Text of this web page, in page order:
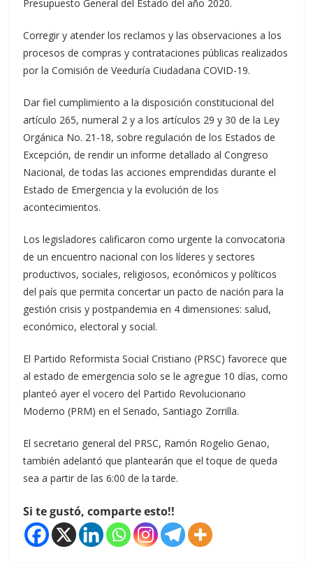
Presupuesto General del Estado del año 2020.
Corregir y atender los reclamos y las observaciones a los
procesos de compras y contrataciones públicas realizados
por la Comisión de Veeduría Ciudadana COVID-19.
Dar fiel cumplimiento a la disposición constitucional del
artículo 265, numeral 2 y a los artículos 29 y 30 de la Ley
Orgánica No. 21-18, sobre regulación de los Estados de
Excepción, de rendir un informe detallado al Congreso
Nacional, de todas las acciones emprendidas durante el
Estado de Emergencia y la evolución de los
acontecimientos.
Los legisladores calificaron como urgente la convocatoria
de un encuentro nacional con los líderes y sectores
productivos, sociales, religiosos, económicos y políticos
del país que permita concertar un pacto de nación para la
gestión crisis y postpandemia en 4 dimensiones: salud,
económico, electoral y social.
El Partido Reformista Social Cristiano (PRSC) favorece que
al estado de emergencia solo se le agregue 10 días, como
planteó ayer el vocero del Partido Revolucionario
Moderno (PRM) en el Senado, Santiago Zorrilla.
El secretario general del PRSC, Ramón Rogelio Genao,
también adelantó que plantearán que el toque de queda
sea a partir de las 6:00 de la tarde.
Si te gustó, comparte esto!!